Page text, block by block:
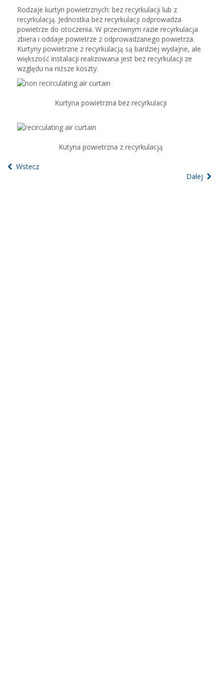
Rodzaje kurtyn powietrznych: bez recyrkulacji lub z
recyrkulacją. Jednostka bez recyrkulacji odprowadza
powietrze do otoczenia. W przeciwnym razie recyrkulacja
zbiera i oddaje powietrze z odprowadzanego powietrza.
Kurtyny powietrzne z recyrkulacją są bardziej wydajne, ale
większość instalacji realizowana jest bez recyrkulacji ze
względu na niższe koszty.
Kurtyna powietrzna bez recyrkulacji
Kutyna powietrzna z recyrkulacją
Wstecz
Dalej